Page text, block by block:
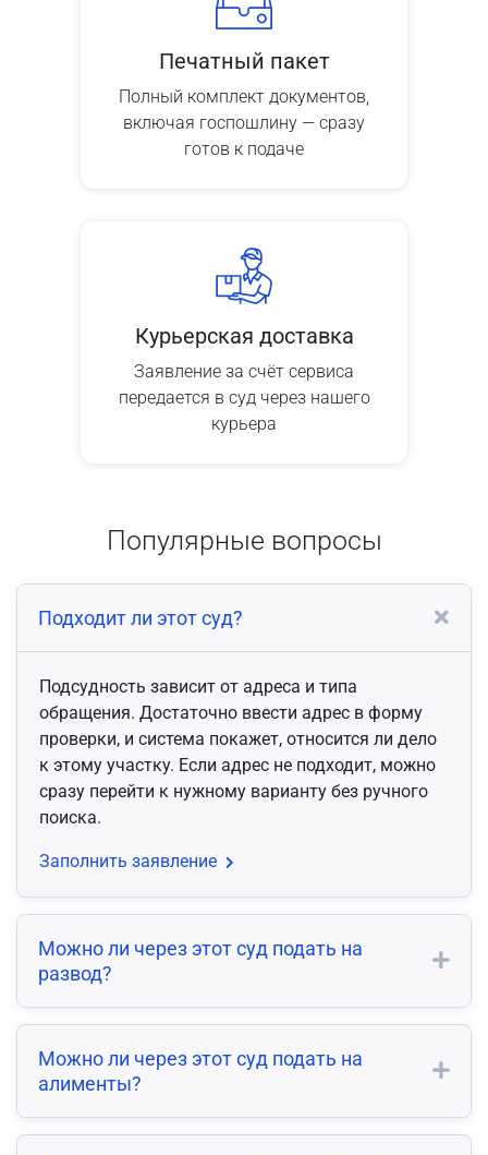
Печатный пакет
Полный комплект документов,
включая госпошлину — сразу
готов к подаче
Курьерская доставка
Заявление за счёт сервиса
передается в суд через нашего
курьера
Популярные вопросы
Подходит ли этот суд?
Подсудность зависит от адреса и типа
обращения. Достаточно ввести адрес в форму
проверки, и система покажет, относится ли дело
к этому участку. Если адрес не подходит, можно
сразу перейти к нужному варианту без ручного
поиска.
Заполнить заявление
Можно ли через этот суд подать на
развод?
Можно ли через этот суд подать на
алименты?